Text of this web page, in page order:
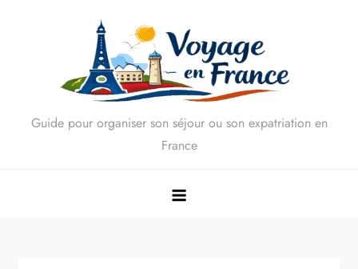
Guide pour organiser son séjour ou son expatriation en
France